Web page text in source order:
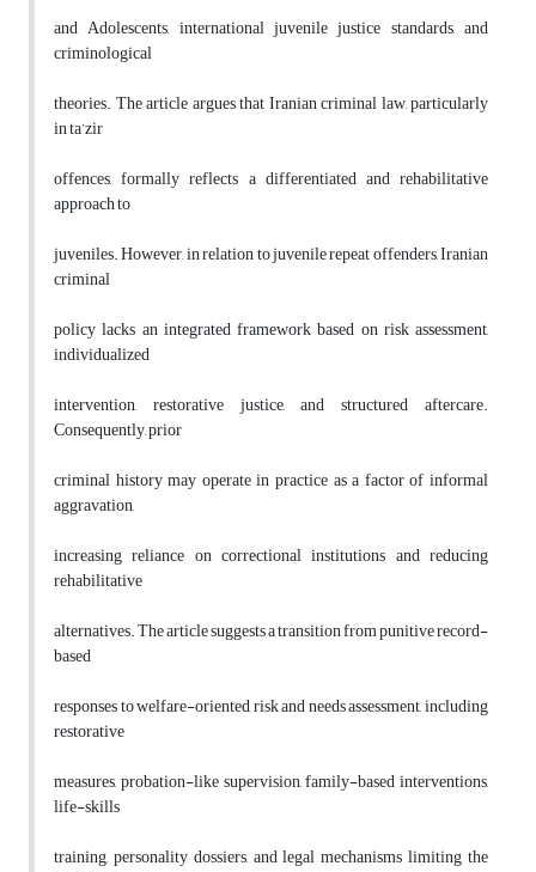
and Adolescents, international juvenile justice standards, and
criminological
theories. The article argues that Iranian criminal law, particularly
in ta’zir
offences, formally reflects a differentiated and rehabilitative
approach to
juveniles. However, in relation to juvenile repeat offenders, Iranian
criminal
policy lacks an integrated framework based on risk assessment,
individualized
intervention, restorative justice, and structured aftercare.
Consequently, prior
criminal history may operate in practice as a factor of informal
aggravation,
increasing reliance on correctional institutions and reducing
rehabilitative
alternatives. The article suggests a transition from punitive record-
based
responses to welfare-oriented risk and needs assessment, including
restorative
measures, probation-like supervision, family-based interventions,
life-skills
training, personality dossiers, and legal mechanisms limiting the